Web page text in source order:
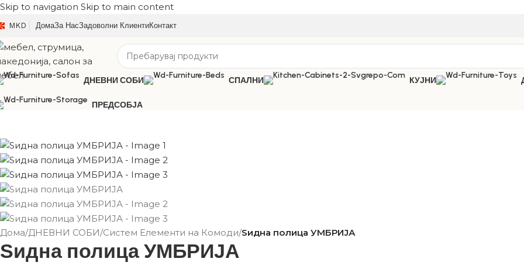
Skip to navigation Skip to main content
MKD ДомаЗа НасЗадоволни КлиентиКонтакт
ДНЕВНИ СОБИ СПАЛНИ КУЈНИ
ПРЕДСОБЈА
Дома/ДНЕВНИ СОБИ/Систем Елементи на Комоди/Ѕидна полица УМБРИЈА
Ѕидна полица УМБРИЈА